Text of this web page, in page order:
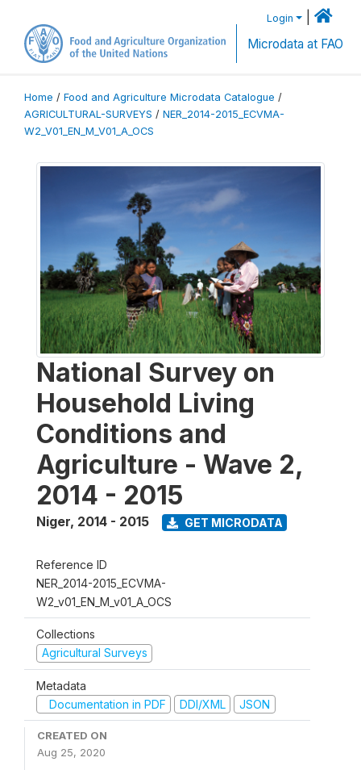
Login
Microdata at FAO
Home / Food and Agriculture Microdata Catalogue /
AGRICULTURAL-SURVEYS / NER_2014-2015_ECVMA-
W2_V01_EN_M_V01_A_OCS
National Survey on
Household Living
Conditions and
Agriculture - Wave 2,
2014 - 2015
Niger, 2014 - 2015 GET MICRODATA
Reference ID
NER_2014-2015_ECVMA-
W2_v01_EN_M_v01_A_OCS
Collections
Agricultural Surveys
Metadata
Documentation in PDF
DDI/XML JSON
CREATED ON
Aug 25, 2020